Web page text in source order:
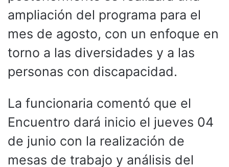
ampliación del programa para el
mes de agosto, con un enfoque en
torno a las diversidades y a las
personas con discapacidad.
La funcionaria comentó que el
Encuentro dará inicio el jueves 04
de junio con la realización de
mesas de trabajo y análisis del